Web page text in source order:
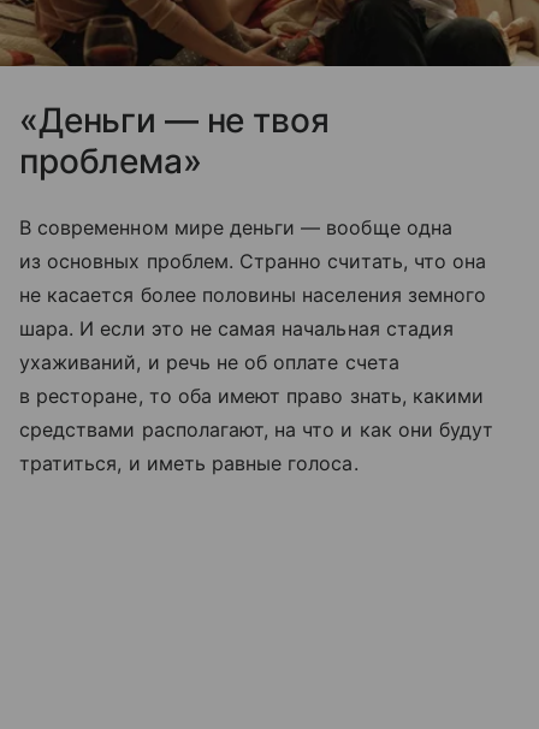
«Деньги — не твоя
проблема»
В современном мире деньги — вообще одна
из основных проблем. Странно считать, что она
не касается более половины населения земного
шара. И если это не самая начальная стадия
ухаживаний, и речь не об оплате счета
в ресторане, то оба имеют право знать, какими
средствами располагают, на что и как они будут
тратиться, и иметь равные голоса.